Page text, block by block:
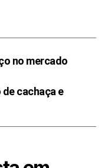
no mercado
cachaça e